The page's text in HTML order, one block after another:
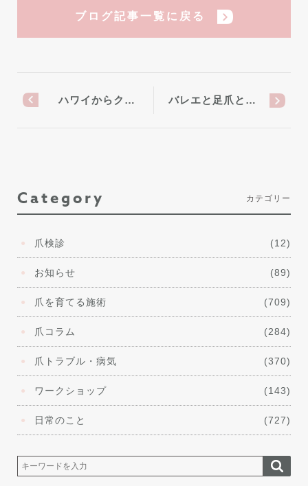
ブログ記事一覧に戻る
ハワイからク… バレエと足爪と…
Category カテゴリー
爪検診 (12)
お知らせ (89)
爪を育てる施術 (709)
爪コラム (284)
爪トラブル・病気 (370)
ワークショップ (143)
日常のこと (727)